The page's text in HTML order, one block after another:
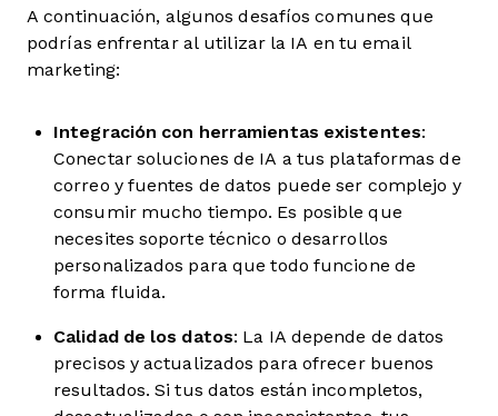
A continuación, algunos desafíos comunes que
podrías enfrentar al utilizar la IA en tu email
marketing:
Integración con herramientas existentes:
Conectar soluciones de IA a tus plataformas de
correo y fuentes de datos puede ser complejo y
consumir mucho tiempo. Es posible que
necesites soporte técnico o desarrollos
personalizados para que todo funcione de
forma fluida.
Calidad de los datos: La IA depende de datos
precisos y actualizados para ofrecer buenos
resultados. Si tus datos están incompletos,